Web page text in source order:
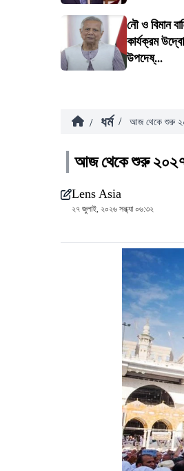
নৌ ও বিমান
কার্যক্রম
উপদেষ্...
/ ধর্ম / আজ থেকে শুরু
আজ থেকে শুরু ২০২৭
Lens Asia
২৭ জুলাই, ২০২৬ সন্ধ্যা ০৬:৩২